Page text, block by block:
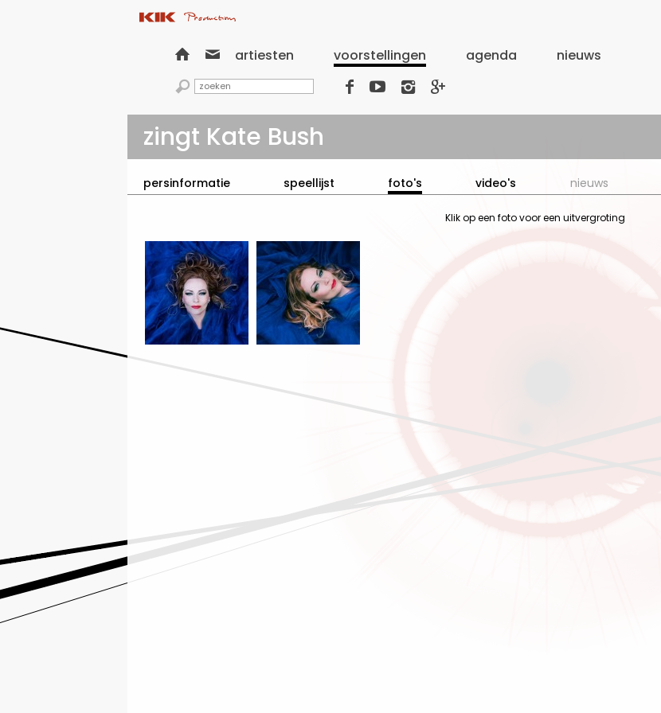
  artiesten voorstellingen agenda nieuws
    
zingt Kate Bush
persinformatie speellijst foto's video's nieuws
Klik op een foto voor een uitvergroting